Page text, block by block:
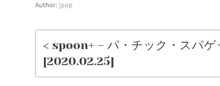
Author: jpop
< spoon+ – パ・チック・スパ
[2020.02.25]